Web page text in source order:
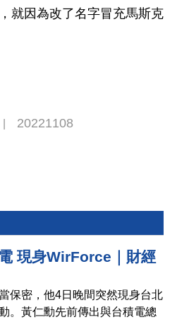
就因為改了名字冒充馬斯克
20221108
現身WirForce｜財經
保密，他4日晚間突然現身台北
。黃仁勳先前傳出與台積電總